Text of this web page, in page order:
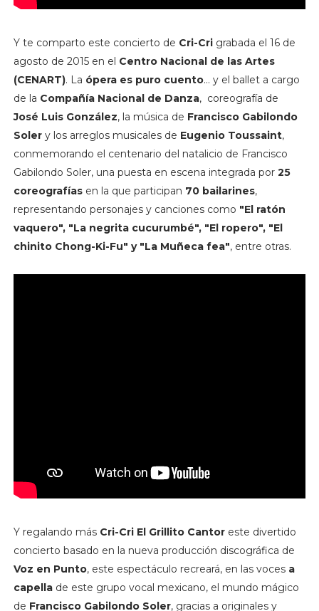
Y te comparto este concierto de Cri-Cri grabada el 16 de
agosto de 2015 en el Centro Nacional de las Artes
(CENART). La ópera es puro cuento… y el ballet a cargo
de la Compañía Nacional de Danza,  coreografía de
José Luis González, la música de Francisco Gabilondo
Soler y los arreglos musicales de Eugenio Toussaint,
conmemorando el centenario del natalicio de Francisco
Gabilondo Soler, una puesta en escena integrada por 25
coreografías en la que participan 70 bailarines,
representando personajes y canciones como "El ratón
vaquero", "La negrita cucurumbé", "El ropero", "El
chinito Chong-Ki-Fu" y "La Muñeca fea", entre otras.
Y regalando más Cri-Cri El Grillito Cantor este divertido
Voz en Punto, este espectáculo recreará, en las voces a
capella de este grupo vocal mexicano, el mundo mágico
de Francisco Gabilondo Soler, gracias a originales y